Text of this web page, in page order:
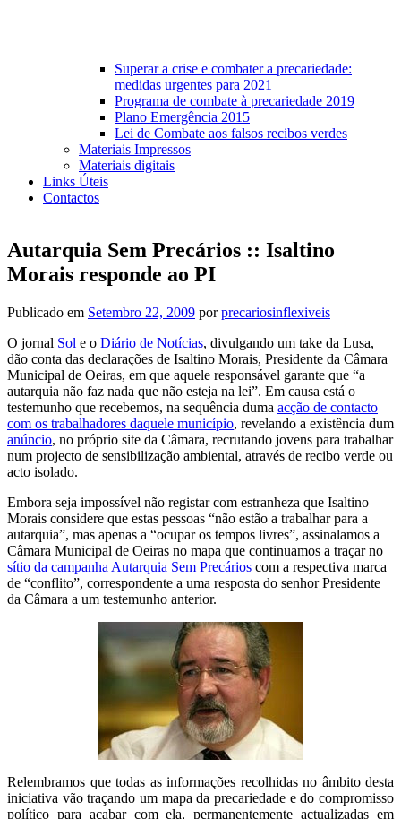
Superar a crise e combater a precariedade:
medidas urgentes para 2021
Programa de combate à precariedade 2019
Plano Emergência 2015
Lei de Combate aos falsos recibos verdes
Materiais Impressos
Materiais digitais
Links Úteis
Contactos
Autarquia Sem Precários :: Isaltino
Morais responde ao PI
Publicado em Setembro 22, 2009 porprecariosinflexiveis
O jornal Sol e o Diário de Notícias, divulgando um take da Lusa,
dão conta das declarações de Isaltino Morais, Presidente da Câmara
Municipal de Oeiras, em que aquele responsável garante que “a
autarquia não faz nada que não esteja na lei”. Em causa está o
testemunho que recebemos, na sequência duma acção de contacto
com os trabalhadores daquele município, revelando a existência dum
anúncio, no próprio site da Câmara, recrutando jovens para trabalhar
num projecto de sensibilização ambiental, através de recibo verde ou
acto isolado.
Embora seja impossível não registar com estranheza que Isaltino
Morais considere que estas pessoas “não estão a trabalhar para a
autarquia”, mas apenas a “ocupar os tempos livres”, assinalamos a
Câmara Municipal de Oeiras no mapa que continuamos a traçar no
sítio da campanha Autarquia Sem Precários com a respectiva marca
de “conflito”, correspondente a uma resposta do senhor Presidente
da Câmara a um testemunho anterior.
Relembramos que todas as informações recolhidas no âmbito desta
iniciativa vão traçando um mapa da precariedade e do compromisso
político para acabar com ela, permanentemente actualizadas em